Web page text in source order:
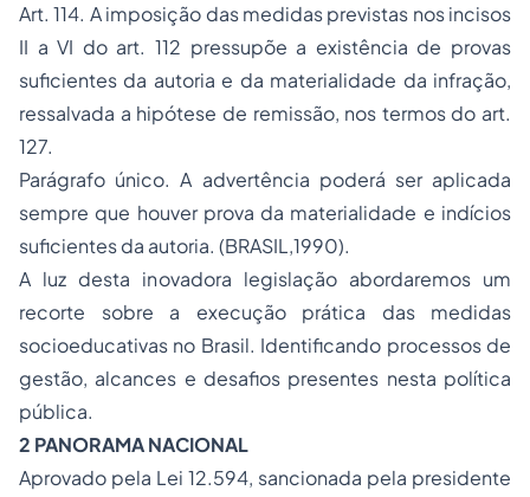
Art. 114. A imposição das medidas previstas nos incisos
II a VI do art. 112 pressupõe a existência de provas
suficientes da autoria e da materialidade da infração,
ressalvada a hipótese de remissão, nos termos do art.
127.
Parágrafo único. A advertência poderá ser aplicada
sempre que houver prova da materialidade e indícios
suficientes da autoria. (BRASIL,1990).
A luz desta inovadora legislação abordaremos um
recorte sobre a execução prática das medidas
socioeducativas no Brasil. Identificando processos de
gestão, alcances e desafios presentes nesta política
pública.
2 PANORAMA NACIONAL
Aprovado pela Lei 12.594, sancionada pela presidente